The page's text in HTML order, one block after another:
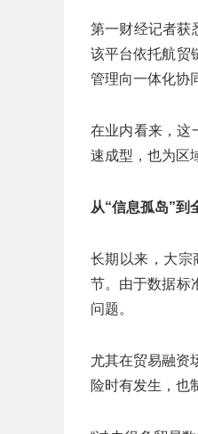
第一财经记者获
该平台依托航贸
管理向一体化协
在业内看来，这
速成型，也为区
从“信息孤岛”到
长期以来，大宗
节。由于数据标
问题。
尤其在贸易融资
险时有发生，也